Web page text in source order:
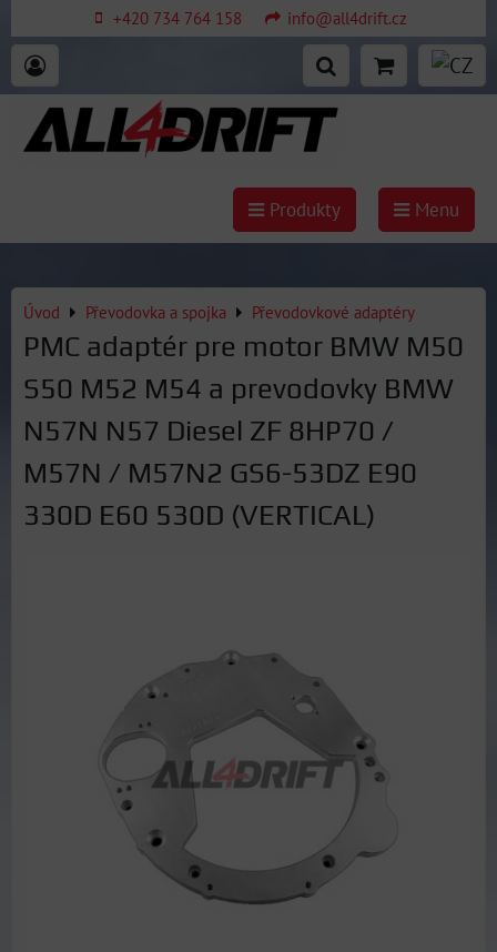
+420 734 764 158 info@all4drift.cz
Produkty Menu
Úvod Převodovka a spojka Převodovkové adaptéry
PMC adaptér pre motor BMW M50
S50 M52 M54 a prevodovky BMW
N57N N57 Diesel ZF 8HP70 /
M57N / M57N2 GS6-53DZ E90
330D E60 530D (VERTICAL)